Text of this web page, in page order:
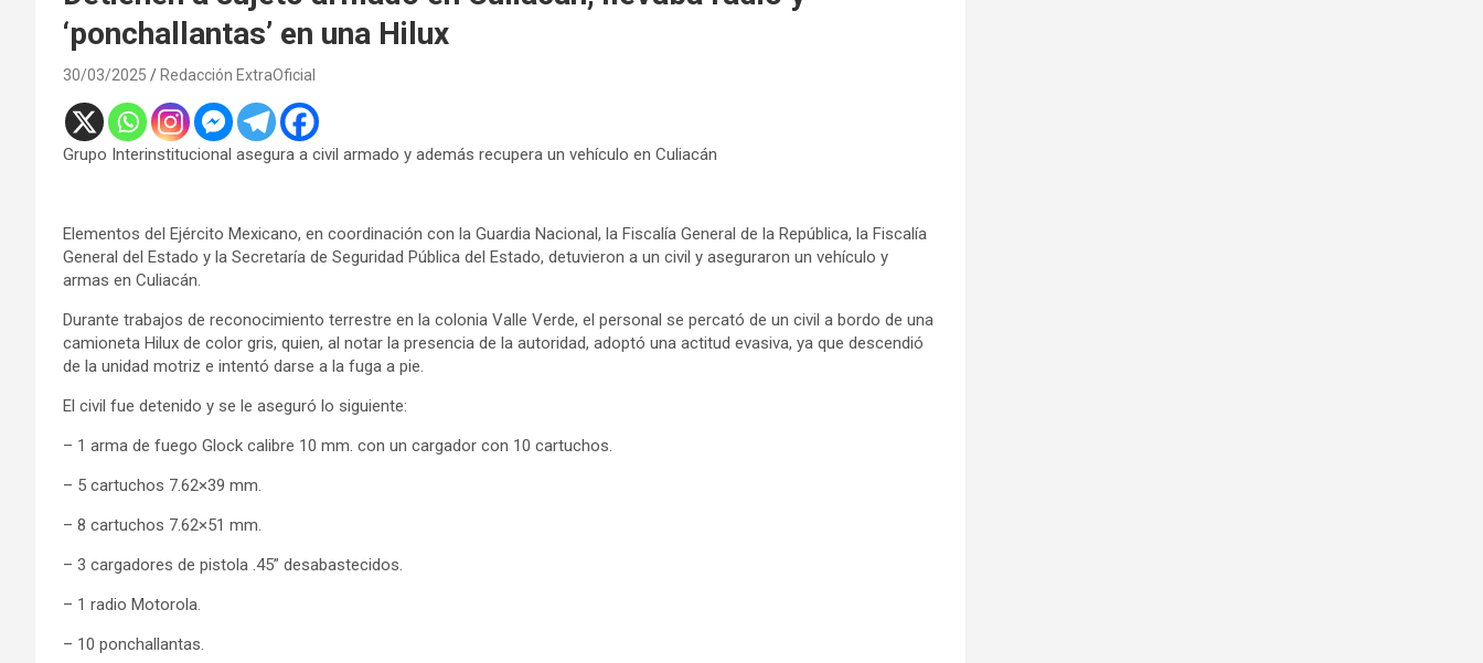
‘ponchallantas’ en una Hilux
30/03/2025 Redacción ExtraOficial
Grupo Interinstitucional asegura a civil armado y además recupera un vehículo en Culiacán
Elementos del Ejército Mexicano, en coordinación con la Guardia Nacional, la Fiscalía General de la República, la Fiscalía
General del Estado y la Secretaría de Seguridad Pública del Estado, detuvieron a un civil y aseguraron un vehículo y
armas en Culiacán.
Durante trabajos de reconocimiento terrestre en la colonia Valle Verde, el personal se percató de un civil a bordo de una
camioneta Hilux de color gris, quien, al notar la presencia de la autoridad, adoptó una actitud evasiva, ya que descendió
de la unidad motriz e intentó darse a la fuga a pie.
El civil fue detenido y se le aseguró lo siguiente:
– 1 arma de fuego Glock calibre 10 mm. con un cargador con 10 cartuchos.
– 5 cartuchos 7.62×39 mm.
– 8 cartuchos 7.62×51 mm.
– 3 cargadores de pistola .45” desabastecidos.
– 1 radio Motorola.
– 10 ponchallantas.